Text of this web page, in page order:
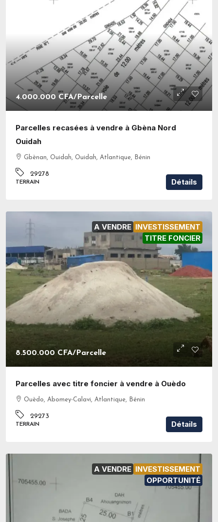
4.000.000 CFA/Parcelle
Parcelles recasées à vendre à Gbèna Nord
Ouidah
Gbènan, Ouidah, Ouidah, Atlantique, Bénin
29278
TERRAIN Détails
A VENDRE INVESTISSEMENT
TITRE FONCIER
8.500.000 CFA/Parcelle
Parcelles avec titre foncier à vendre à Ouèdo
Ouèdo, Abomey-Calavi, Atlantique, Bénin
29273
TERRAIN Détails
A VENDRE INVESTISSEMENT
OPPORTUNITÉ